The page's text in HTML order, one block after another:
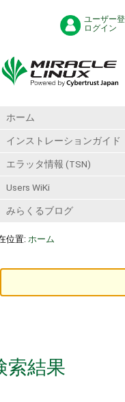
ユーザー登
ログイン
ホーム
インストレーションガイド
エラッタ情報 (TSN)
Users WiKi
みらくるブログ
位置: ホーム
索結果